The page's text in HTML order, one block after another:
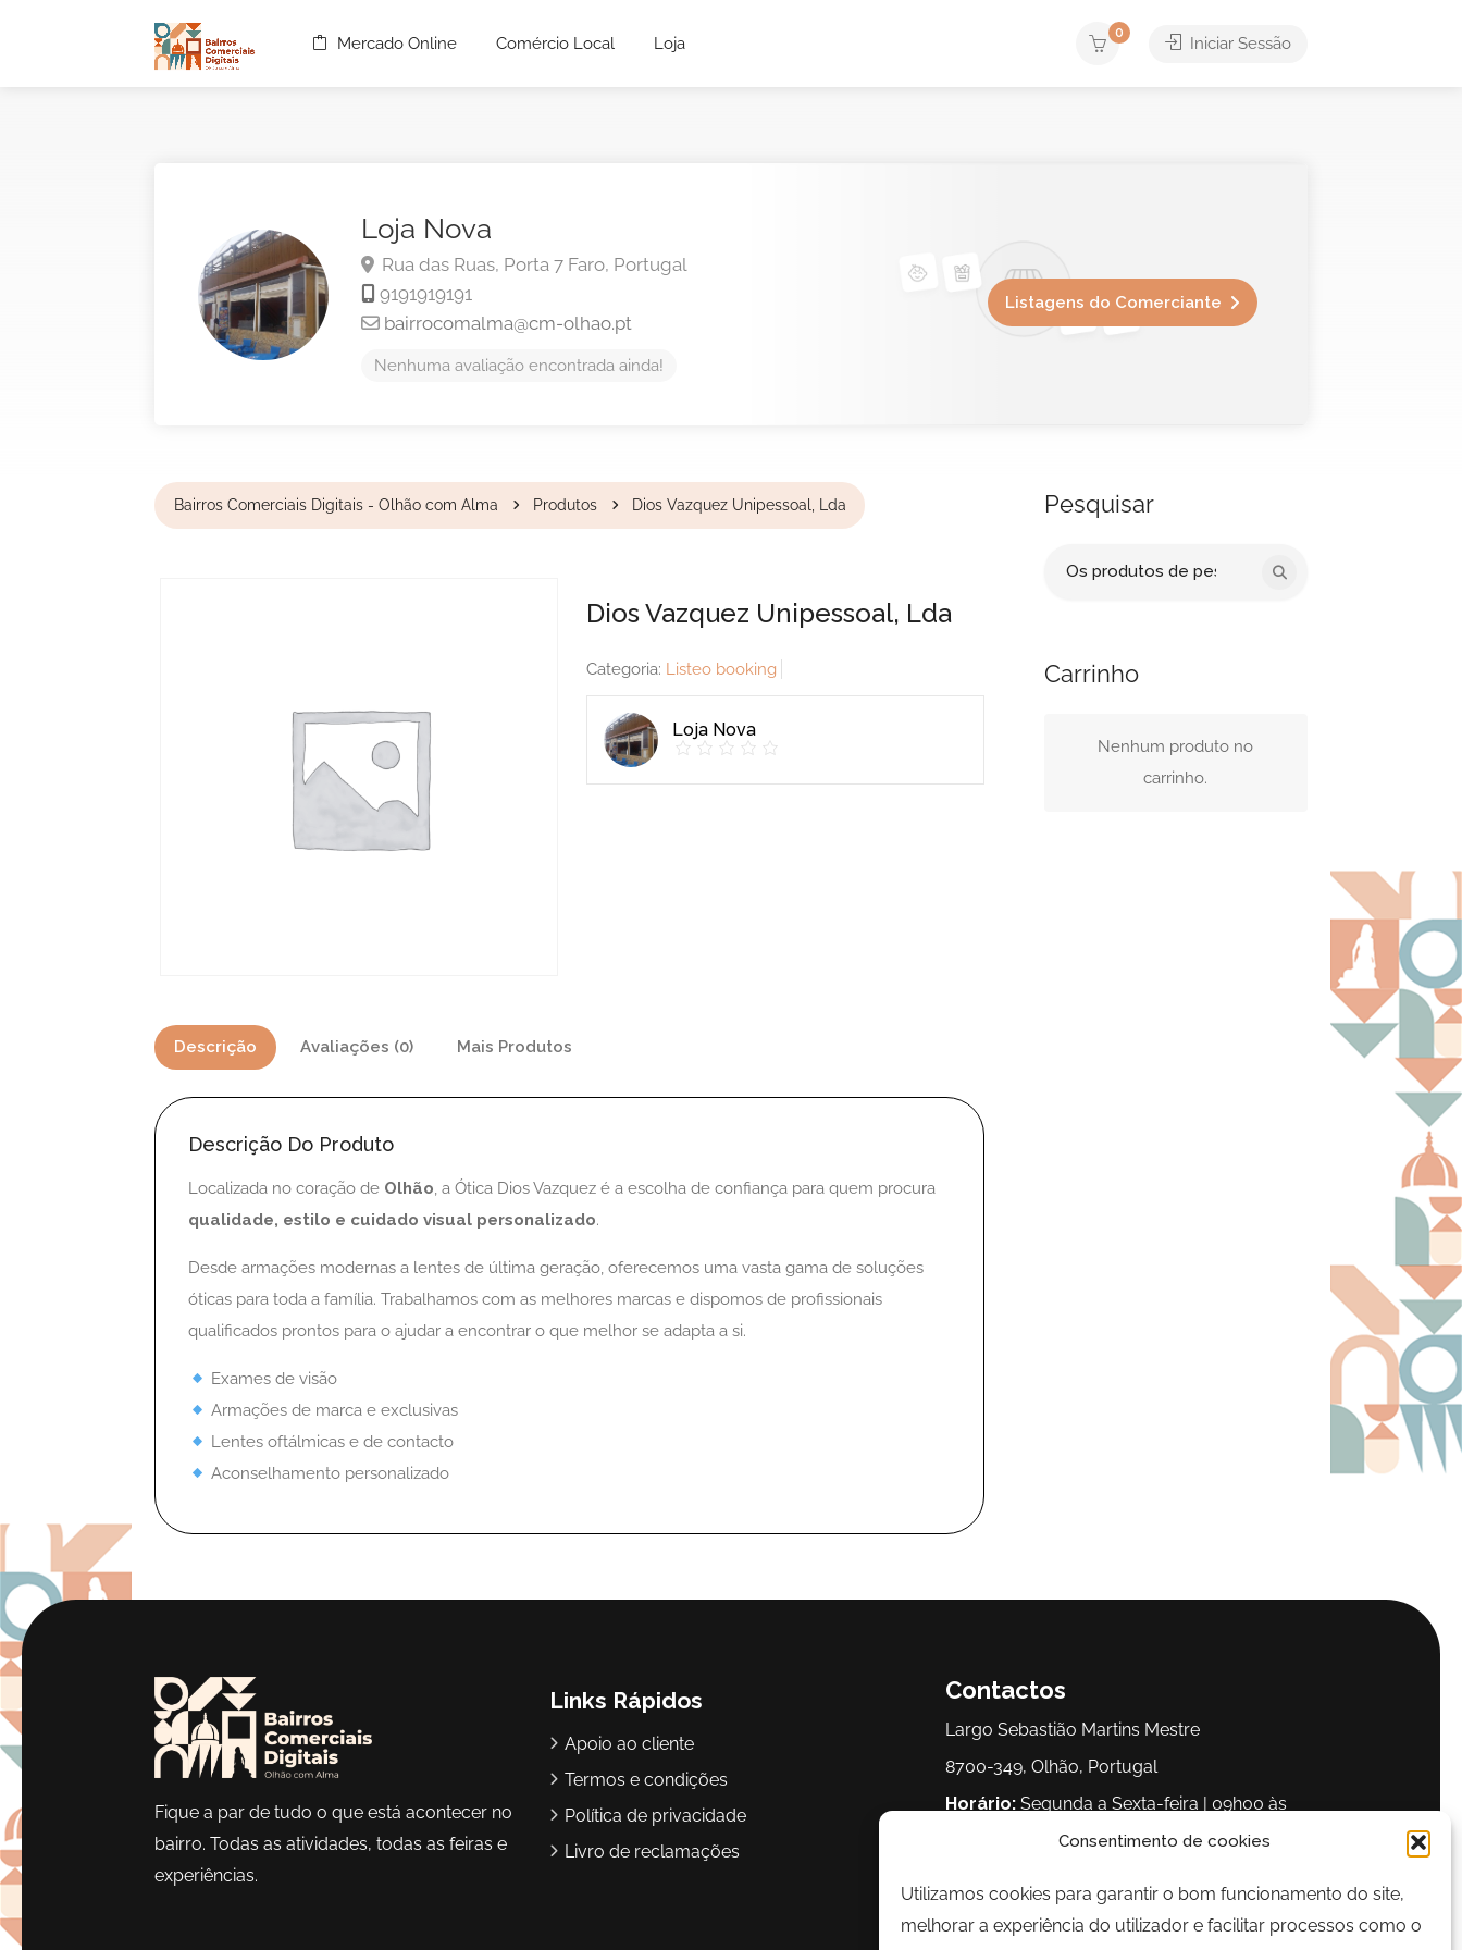
Consentimento de cookies
Utilizamos cookies para garantir o bom funcionamento do site,
melhorar a experiência do utilizador e facilitar processos como o
Mercado Online Comércio Local Loja
0
Iniciar Sessão
Loja Nova
Rua das Ruas, Porta 7 Faro, Portugal
9191919191
bairrocomalma@cm-olhao.pt
Nenhuma avaliação encontrada ainda!
Listagens do Comerciante
Bairros Comerciais Digitais - Olhão com Alma Produtos Dios Vazquez Unipessoal, Lda
Dios Vazquez Unipessoal, Lda
Categoria: Listeo booking
Loja Nova
Descrição Avaliações (0) Mais Produtos
Descrição Do Produto
Localizada no coração de Olhão, a Ótica Dios Vazquez é a escolha de confiança para quem procura
qualidade, estilo e cuidado visual personalizado.
Desde armações modernas a lentes de última geração, oferecemos uma vasta gama de soluções
óticas para toda a família. Trabalhamos com as melhores marcas e dispomos de profissionais
qualificados prontos para o ajudar a encontrar o que melhor se adapta a si.
Exames de visão
Armações de marca e exclusivas
Lentes oftálmicas e de contacto
Aconselhamento personalizado
Pesquisar
Carrinho
Nenhum produto no
carrinho.
Fique a par de tudo o que está acontecer no
bairro. Todas as atividades, todas as feiras e
experiências.
Links Rápidos
Apoio ao cliente
Termos e condições
Política de privacidade
Livro de reclamações
Contactos
Largo Sebastião Martins Mestre
8700-349, Olhão, Portugal
Horário:Segunda a Sexta-feira | 09h00 às
Telefone:289 700 120